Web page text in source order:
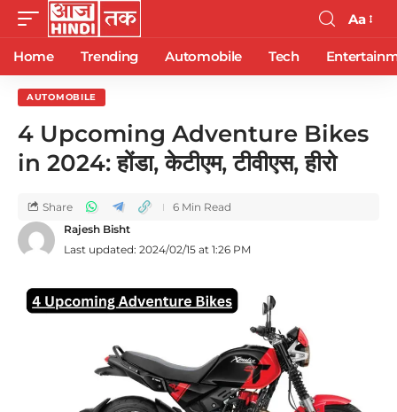
Aa
Home Trending Automobile Tech
AUTOMOBILE
4 Upcoming Adventure Bikes
in 2024: होंडा, केटीएम, टीवीएस, हीरो
Last updated: 2024/02/15 at 1:26 PM
Rajesh Bisht
Share 6 Min Read